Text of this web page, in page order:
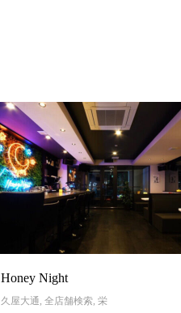
Honey Night
久屋大通, 全店舗検索, 栄